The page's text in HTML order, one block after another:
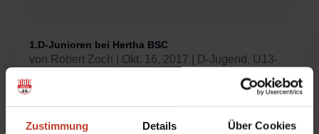
Zustimmung Details Über Cookies
1.D-Junioren bei Hertha BSC
von Robert Zoch Okt. 16, 2017 D-Jugend , U13-
Junioren (D1)